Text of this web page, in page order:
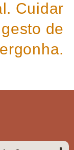
Cuidar
de